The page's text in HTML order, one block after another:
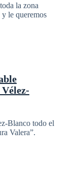
la zona
le queremos
Blanco todo el
Valera”.